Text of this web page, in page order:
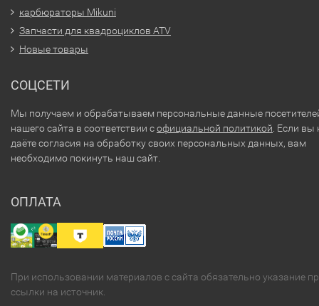
карбюраторы Mikuni
Запчасти для квадроциклов ATV
Новые товары
СОЦСЕТИ
Мы получаем и обрабатываем персональные данные
нашего сайта в соответствии софициальной политикой . Если вы
даёте согласия на обработку своих персональных данных, вам
необходимо покинуть наш сайт.
ОПЛАТА
При использовании материалов с сайта обязательно указание
ссылки на источник.